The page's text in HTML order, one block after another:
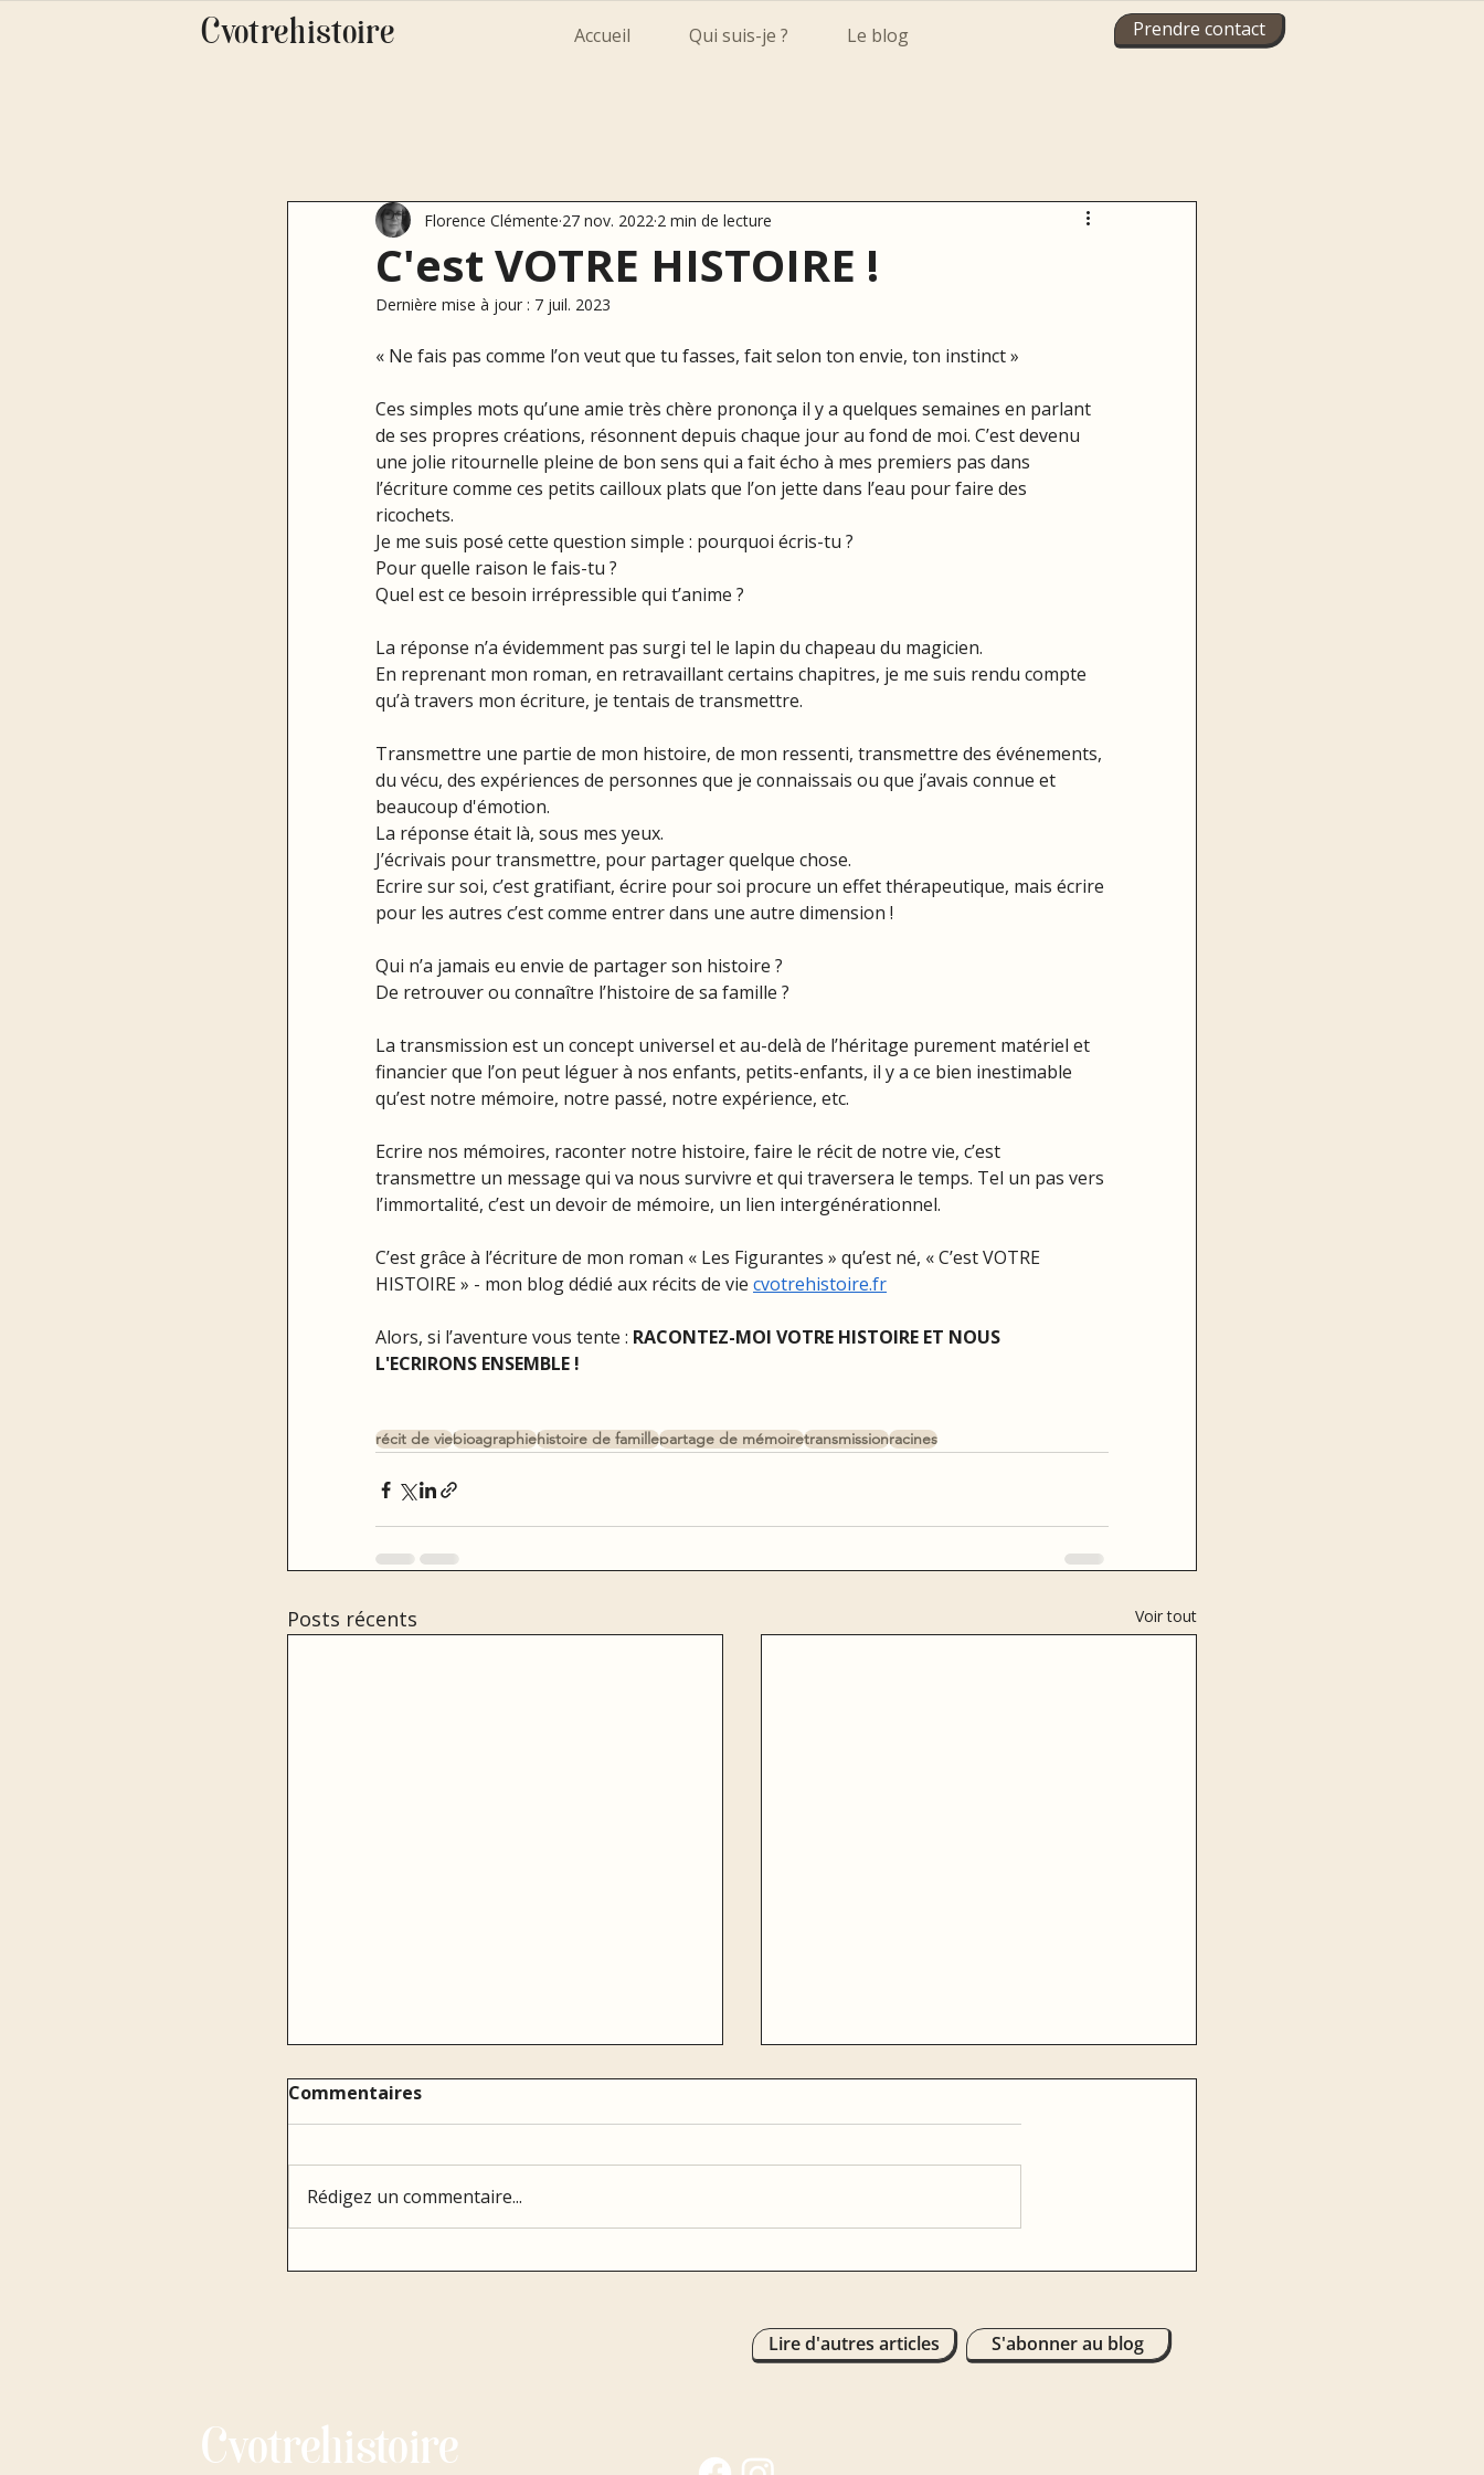
Cvotrehistoire Accueil Qui suis-je ? Le blog Prendre contact
C'est VOTRE HISTOIRE !
Florence Clémente 27 nov. 2022 2 min de lecture
Dernière mise à jour : 7 juil. 2023
« Ne fais pas comme l’on veut que tu fasses, fait selon ton envie, ton instinct »
Ces simples mots qu’une amie très chère prononça il y a quelques semaines en parlant
de ses propres créations, résonnent depuis chaque jour au fond de moi. C’est devenu
une jolie ritournelle pleine de bon sens qui a fait écho à mes premiers pas dans
l’écriture comme ces petits cailloux plats que l’on jette dans l’eau pour faire des
ricochets.
Je me suis posé cette question simple : pourquoi écris-tu ?
Pour quelle raison le fais-tu ?
Quel est ce besoin irrépressible qui t’anime ?
La réponse n’a évidemment pas surgi tel le lapin du chapeau du magicien.
En reprenant mon roman, en retravaillant certains chapitres, je me suis rendu compte
qu’à travers mon écriture, je tentais de transmettre.
Transmettre une partie de mon histoire, de mon ressenti, transmettre des événements,
du vécu, des expériences de personnes que je connaissais ou que j’avais connue et
beaucoup d'émotion.
La réponse était là, sous mes yeux.
J’écrivais pour transmettre, pour partager quelque chose.
Ecrire sur soi, c’est gratifiant, écrire pour soi procure un effet thérapeutique, mais écrire
pour les autres c’est comme entrer dans une autre dimension !
Qui n’a jamais eu envie de partager son histoire ?
De retrouver ou connaître l’histoire de sa famille ?
La transmission est un concept universel et au-delà de l’héritage purement matériel et
financier que l’on peut léguer à nos enfants, petits-enfants, il y a ce bien inestimable
qu’est notre mémoire, notre passé, notre expérience, etc.
Ecrire nos mémoires, raconter notre histoire, faire le récit de notre vie, c’est
transmettre un message qui va nous survivre et qui traversera le temps. Tel un pas vers
l’immortalité, c’est un devoir de mémoire, un lien intergénérationnel.
C’est grâce à l’écriture de mon roman « Les Figurantes » qu’est né, « C’est VOTRE
HISTOIRE » - mon blog dédié aux récits de vie cvotrehistoire.fr
Alors, si l’aventure vous tente : RACONTEZ-MOI VOTRE HISTOIRE ET NOUS
L'ECRIRONS ENSEMBLE !
récit de viebioagraphiehistoire de famillepartage de mémoiretransmissionracines
Posts récents Voir tout
Commentaires
Rédigez un commentaire...
Lire d'autres articles S'abonner au blog
Cvotrehistoire